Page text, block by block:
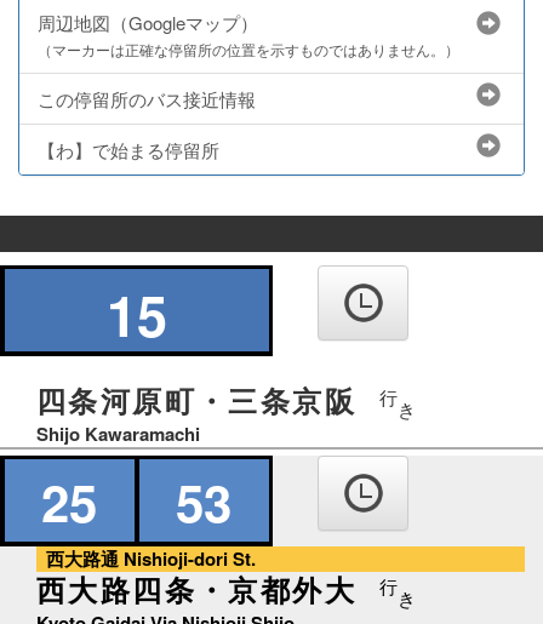
周辺地図（Googleマップ）
（マーカーは正確な停留所の位置を示すものではありません。）
この停留所のバス接近情報
【わ】で始まる停留所
の
15
四条河原町・三条京阪 行き
Shijo Kawaramachi
25 53
西大路通 Nishioji-dori St.
西大路四条・京都外大 行き